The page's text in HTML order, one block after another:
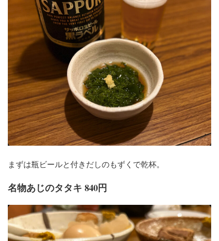
まずは瓶ビールと付きだしのもずくで乾杯。
名物あじのタタキ 840円